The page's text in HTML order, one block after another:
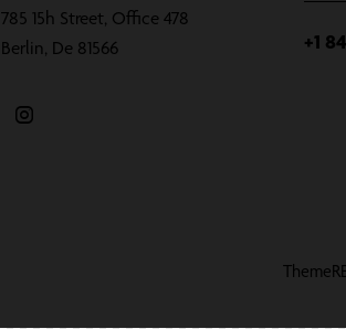
785 15h Street, Office 478
Berlin, De 81566
+1